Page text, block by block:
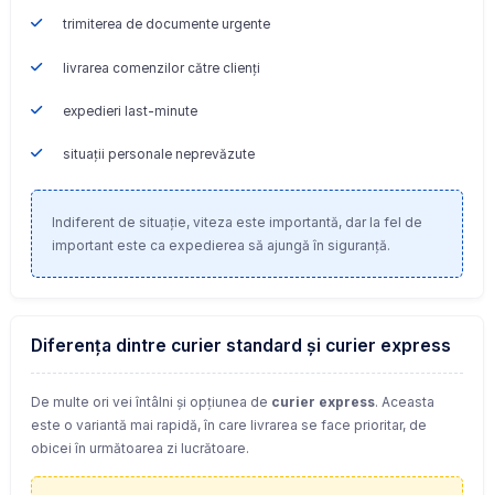
trimiterea de documente urgente
livrarea comenzilor către clienți
expedieri last-minute
situații personale neprevăzute
Indiferent de situație, viteza este importantă, dar la fel de
important este ca expedierea să ajungă în siguranță.
Diferența dintre curier standard și curier express
De multe ori vei întâlni și opțiunea de curier express. Aceasta
este o variantă mai rapidă, în care livrarea se face prioritar, de
obicei în următoarea zi lucrătoare.